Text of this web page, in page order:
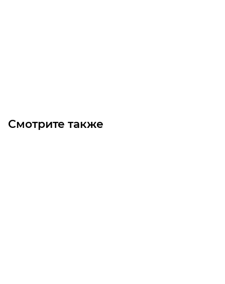
Смотрите также